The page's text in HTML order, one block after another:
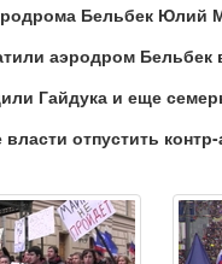
Бельбек Юлий
аэродром
Гайдука и еще
отпустить